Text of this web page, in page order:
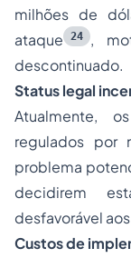
milhões de
ataque
24
,
descontinuado.
Status legal
Atualmente,
regulados por
problema
decidirem
desfavorável
Custos de